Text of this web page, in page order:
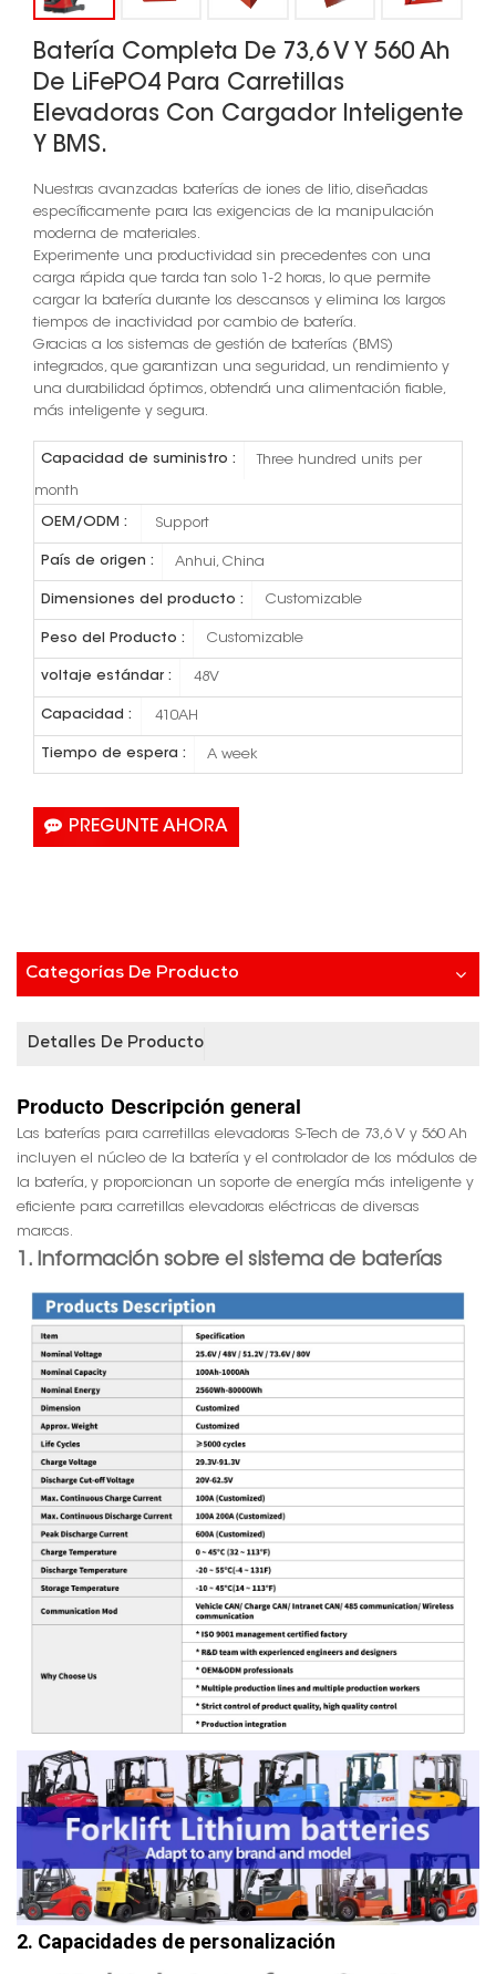
Batería Completa De 73,6 V Y 560 Ah
De LiFePO4 Para Carretillas
Elevadoras Con Cargador Inteligente
Y BMS.
Nuestras avanzadas baterías de iones de litio, diseñadas
específicamente para las exigencias de la manipulación
moderna de materiales.
Experimente una productividad sin precedentes con una
carga rápida que tarda tan solo 1-2 horas, lo que permite
cargar la batería durante los descansos y elimina los largos
tiempos de inactividad por cambio de batería.
Gracias a los sistemas de gestión de baterías (BMS)
integrados, que garantizan una seguridad, un rendimiento y
una durabilidad óptimos, obtendrá una alimentación fiable,
más inteligente y segura.
Capacidad de suministro : Three hundred units per
month
OEM/ODM : Support
País de origen : Anhui, China
Dimensiones del producto : Customizable
Peso del Producto : Customizable
voltaje estándar : 48V
Capacidad : 410AH
Tiempo de espera : A week
PREGUNTE AHORA
Categorías De Producto
Detalles De Producto
Producto Descripción general
Las baterías para carretillas elevadoras S-Tech de 73,6 V y 560 Ah
incluyen el núcleo de la batería y el controlador de los módulos de
la batería, y proporcionan un soporte de energía más inteligente y
eficiente para carretillas elevadoras eléctricas de diversas
marcas.
1. Información sobre el sistema de baterías
2. Capacidades de personalización